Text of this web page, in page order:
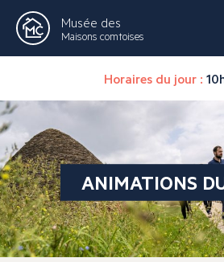
Musée des
Maisons comtoises
Horaires du jour :
ANIMATIONS